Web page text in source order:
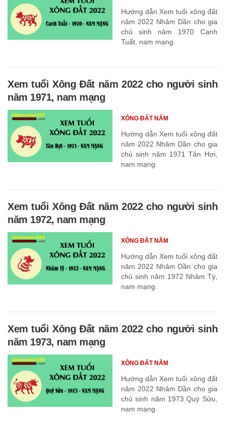
Hướng dẫn Xem tuổi xông đất
năm 2022 Nhâm Dần cho gia
chủ sinh năm 1970 Canh
Tuất, nam mạng.
Xem tuổi Xông Đất năm 2022 cho người sinh
năm 1971, nam mạng
Hướng dẫn Xem tuổi xông đất
năm 2022 Nhâm Dần cho gia
chủ sinh năm 1971 Tân Hợi,
nam mạng.
XÔNG ĐẤT NĂM
Xem tuổi Xông Đất năm 2022 cho người sinh
năm 1972, nam mạng
Hướng dẫn Xem tuổi xông đất
năm 2022 Nhâm Dần cho gia
chủ sinh năm 1972 Nhâm Tý,
nam mạng.
XÔNG ĐẤT NĂM
Xem tuổi Xông Đất năm 2022 cho người sinh
năm 1973, nam mạng
Hướng dẫn Xem tuổi xông đất
năm 2022 Nhâm Dần cho gia
chủ sinh năm 1973 Quý Sửu,
nam mạng.
XÔNG ĐẤT NĂM